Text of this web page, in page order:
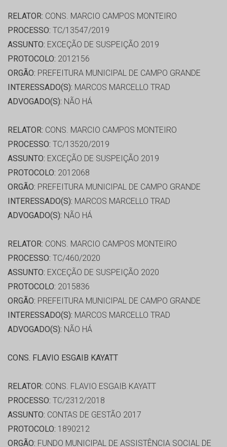
RELATOR: CONS. MARCIO CAMPOS MONTEIRO
PROCESSO: TC/13547/2019
ASSUNTO: EXCEÇÃO DE SUSPEIÇÃO 2019
PROTOCOLO: 2012156
ORGÃO: PREFEITURA MUNICIPAL DE CAMPO GRANDE
INTERESSADO(S): MARCOS MARCELLO TRAD
ADVOGADO(S): NÃO HÁ
RELATOR: CONS. MARCIO CAMPOS MONTEIRO
PROCESSO: TC/13520/2019
ASSUNTO: EXCEÇÃO DE SUSPEIÇÃO 2019
PROTOCOLO: 2012068
ORGÃO: PREFEITURA MUNICIPAL DE CAMPO GRANDE
INTERESSADO(S): MARCOS MARCELLO TRAD
ADVOGADO(S): NÃO HÁ
RELATOR: CONS. MARCIO CAMPOS MONTEIRO
PROCESSO: TC/460/2020
ASSUNTO: EXCEÇÃO DE SUSPEIÇÃO 2020
PROTOCOLO: 2015836
ORGÃO: PREFEITURA MUNICIPAL DE CAMPO GRANDE
INTERESSADO(S): MARCOS MARCELLO TRAD
ADVOGADO(S): NÃO HÁ
CONS. FLAVIO ESGAIB KAYATT
RELATOR: CONS. FLAVIO ESGAIB KAYATT
PROCESSO: TC/2312/2018
ASSUNTO: CONTAS DE GESTÃO 2017
PROTOCOLO: 1890212
ORGÃO: FUNDO MUNICIPAL DE ASSISTÊNCIA SOCIAL DE